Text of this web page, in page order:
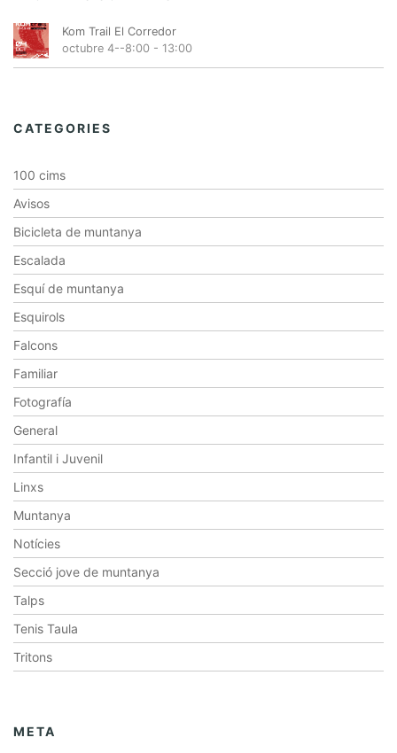
Kom Trail El Corredor
octubre 4--8:00 - 13:00
CATEGORIES
100 cims
Avisos
Bicicleta de muntanya
Escalada
Esquí de muntanya
Esquirols
Falcons
Familiar
Fotografía
General
Infantil i Juvenil
Linxs
Muntanya
Notícies
Secció jove de muntanya
Talps
Tenis Taula
Tritons
META